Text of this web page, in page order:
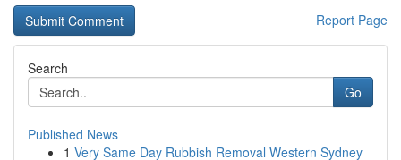
Report Page
Search
Go
Published News
1 Very Same Day Rubbish Removal Western Sydney